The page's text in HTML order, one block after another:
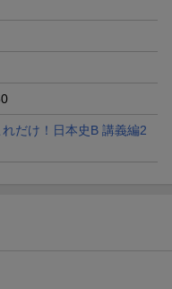
だけ！日本史B 講義編2